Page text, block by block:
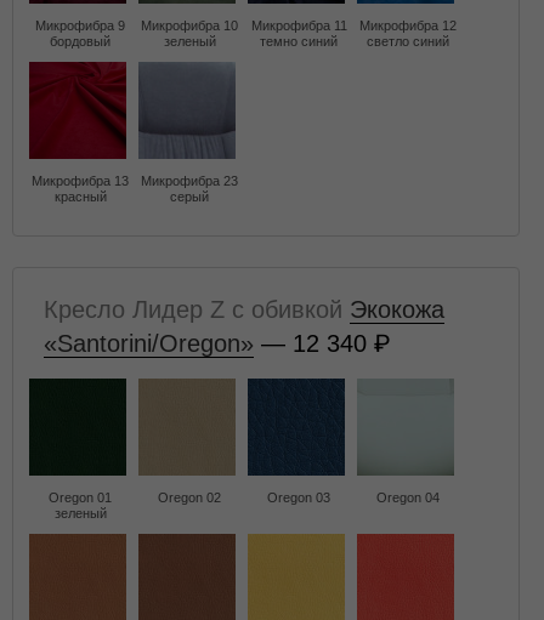
Микрофибра 9
бордовый
Микрофибра 10
зеленый
Микрофибра 11
темно синий
Микрофибра 12
светло синий
Микрофибра 13
красный
Микрофибра 23
серый
Кресло Лидер Z с обивкой Экокожа
«Santorini/Oregon» — 12 340
Oregon 01
зеленый
Oregon 02 Oregon 03 Oregon 04